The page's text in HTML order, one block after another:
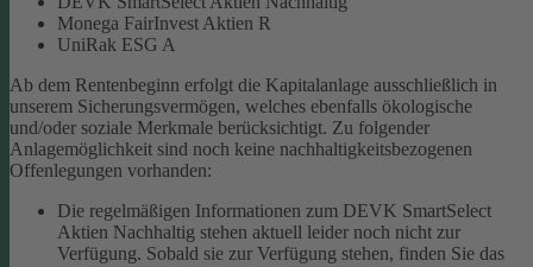
Monega FairInvest Aktien R
UniRak ESG A
Ab dem Rentenbeginn erfolgt die Kapitalanlage ausschließlich in
unserem Sicherungsvermögen, welches ebenfalls ökologische
und/oder soziale Merkmale berücksichtigt. Zu folgender
Anlagemöglichkeit sind noch keine nachhaltigkeitsbezogenen
Offenlegungen vorhanden:
Die regelmäßigen Informationen zum DEVK SmartSelect
Aktien Nachhaltig stehen aktuell leider noch nicht zur
Verfügung. Sobald sie zur Verfügung stehen, finden Sie das